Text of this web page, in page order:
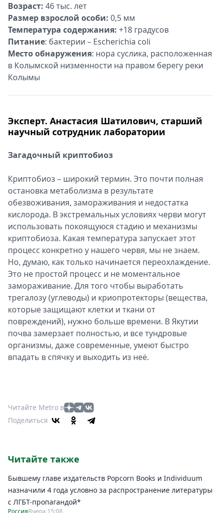
Возраст: 46 тыс. лет
Размер взрослой особи: 0,5 мм
Температура содержания: +18 градусов
Питание: бактерии – Escherichia coli
Место обнаружения: нора суслика, расположенная
в Колымской низменности на правом берегу реки
Колымы
Эксперт. Анастасия Шатилович, старший
научный сотрудник лаборатории
Загадочный криптобиоз
Криптобиоз – широкий термин. Это почти полная
остановка метаболизма в результате
обезвоживания, замораживания и недостатка
кислорода. В экстремальных условиях черви могут
использовать покоящуюся стадию и механизмы
криптобиоза. Какая температура запускает этот
процесс конкретно у нашего червя, мы не знаем.
Но, думаю, как только начинается переохлаждение.
Это не простой процесс и не моментальное
замораживание. Для того чтобы выработать
трегалозу (углеводы) и криопротекторы (вещества,
которые защищают клетки и ткани от
повреждений), нужно больше времени. В Якутии
почва замерзает полностью, и все тундровые
организмы, даже современные, умеют быстро
впадать в спячку и выходить из неё.
Читайте Metro в
Поделиться
Читайте также
Бывшему главе издательств Popcorn Books и Individuum
назначили 4 года условно за распространение литературы
с ЛГБТ-пропагандой*
РоссияВчера 15:08